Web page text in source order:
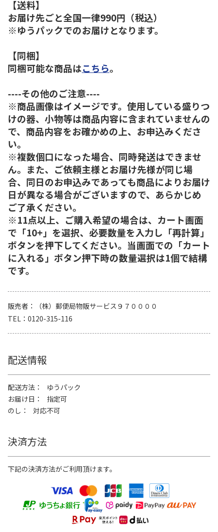
【送料】
お届け先ごと全国一律990円（税込）
※ゆうパックでのお届けとなります。
【同梱】
同梱可能な商品はこちら。
----その他のご注意----
※商品画像はイメージです。使用している盛りつ
けの器、小物等は商品内容に含まれていませんの
で、商品内容をお確かめの上、お申込みくださ
い。
※複数個口になった場合、同時発送はできませ
ん。また、ご依頼主様とお届け先様が同じ場
合、同日のお申込みであっても商品によりお届け
日が異なる場合がございますので、あらかじめ
ご了承ください。
※11点以上、ご購入希望の場合は、カート画面
で「10+」を選択、必要数量を入力し「再計算」
ボタンを押下してください。当画面での「カート
に入れる」ボタン押下時の数量選択は1個で結構
です。
販売者
（株）郵便局物販サービス９７００００
TEL
0120-315-116
配送情報
配送方法
ゆうパック
お届け日
指定可
のし
対応不可
決済方法
下記の決済方法がご利用頂けます。